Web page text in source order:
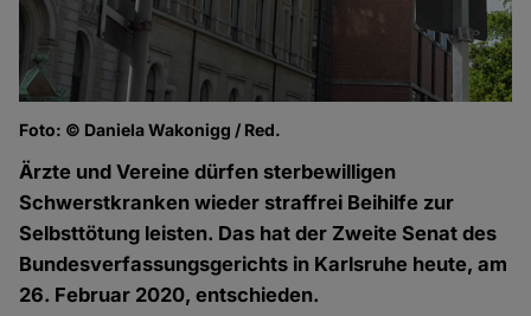
Foto: © Daniela Wakonigg / Red.
Ärzte und Vereine dürfen sterbewilligen
Schwerstkranken wieder straffrei Beihilfe zur
Selbsttötung leisten. Das hat der Zweite Senat des
Bundesverfassungsgerichts in Karlsruhe heute, am
26. Februar 2020, entschieden.